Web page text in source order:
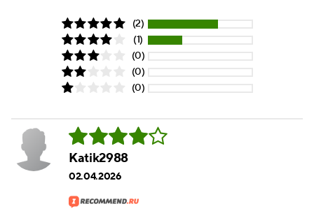
(2)
(1)
(0)
(0)
(0)
Katik2988
02.04.2026